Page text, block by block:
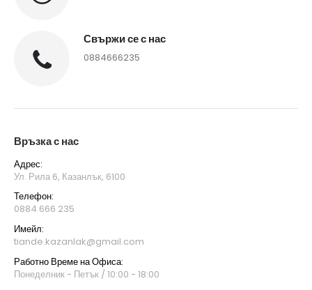
Свържи се с нас
0884666235
Връзка с нас
Адрес:
Ул. Рила 6, Казанлък, 6100
Телефон:
0884 666 235
Имейл:
tiande.kazanlak@gmail.com
Работно Време на Офиса:
Понеделник - Петък / 10:00 - 18:00